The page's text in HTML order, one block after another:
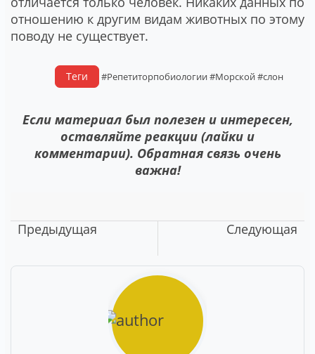
отношению к другим видам животных по этому
поводу не существует.
Теги #Репетиторпобиологии#Морской#слон
Если материал был полезен и интересен,
оставляйте реакции (лайки и
комментарии). Обратная связь очень
важна!
Предыдущая Следующая